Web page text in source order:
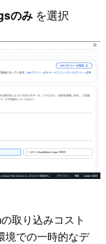
のみ を選択
取り込みコスト
境での一時的なデ